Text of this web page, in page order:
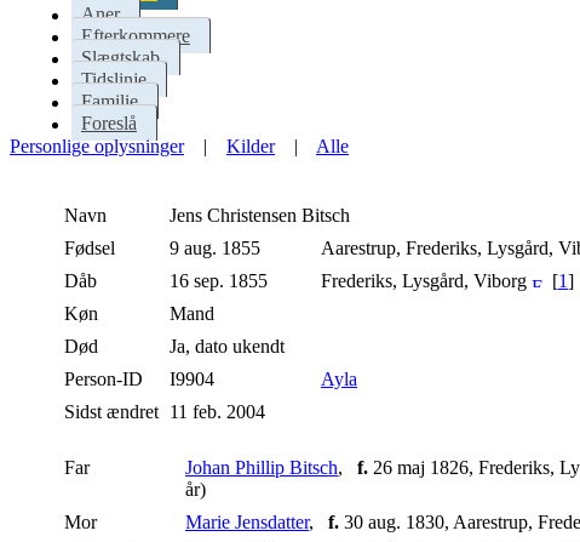
Aner
Efterkommere
Slægtskab
Tidslinje
Familie
Foreslå
Personlige oplysninger| Kilder| Alle
Navn Jens Christensen Bitsch
Fødsel
9 aug. 1855 Aarestrup, Frederiks, Lysgård,
Dåb
16 sep. 1855 Frederiks, Lysgård, Viborg [1]
Køn
Mand
Død
Ja, dato ukendt
Person-ID
I9904
Ayla
Sidst ændret 11 feb. 2004
Far Johan Phillip Bitsch, f. 26 maj 1826, Frederiks,
år)
Mor
Marie Jensdatter, f. 30 aug. 1830, Aarestrup,